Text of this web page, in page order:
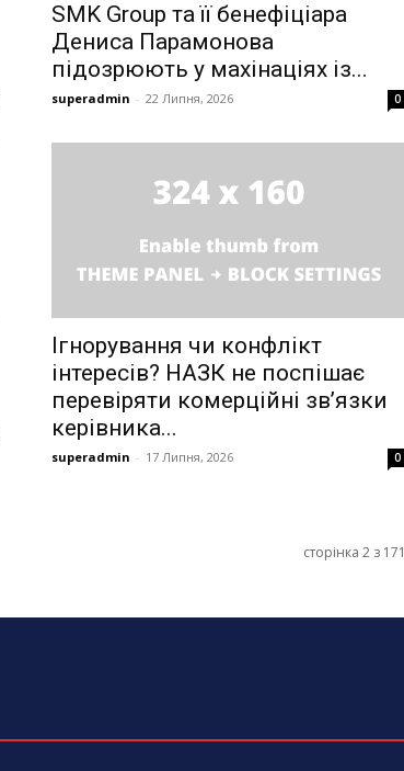
SMK Group та її бенефіціара
Дениса Парамонова
підозрюють у махінаціях із...
superadmin - 22 Липня, 2026 0
Ігнорування чи конфлікт
інтересів? НАЗК не поспішає
перевіряти комерційні зв’язки
керівника...
superadmin - 17 Липня, 2026 0
сторінка 2 з 171